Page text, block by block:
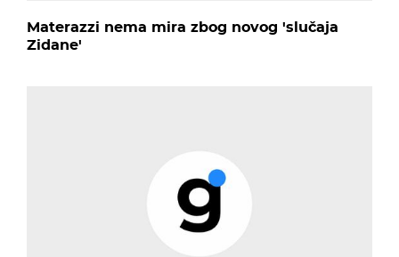
Materazzi nema mira zbog novog 'slučaja
Zidane'